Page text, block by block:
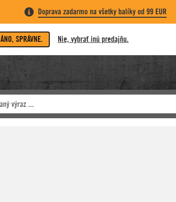
Doprava zadarmo na všetky balíky od 99 EUR
ÁNO, SPRÁVNE. Nie, vybrať inú predajňu.